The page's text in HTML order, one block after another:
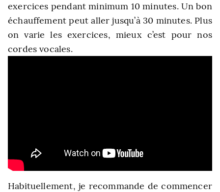
exercices pendant minimum 10 minutes. Un bon
échauffement peut aller jusqu’à 30 minutes. Plus
on varie les exercices, mieux c’est pour nos
cordes vocales.
Habituellement, je recommande de commencer